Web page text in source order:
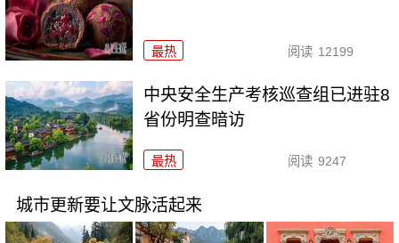
最热 阅读 12199
中央安全生产考核巡查组已进驻8
省份明查暗访
最热 阅读 9247
城市更新要让文脉活起来